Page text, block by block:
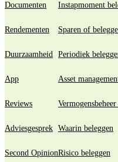
Documenten
Rendementen
Duurzaamheid
App
Reviews
Adviesgesprek
Second Opinion
Instapmoment
Sparen of
Periodiek
Asset
Waarin beleggen
Risico beleggen